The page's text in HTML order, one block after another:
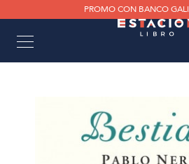
PROMO CON BANCO